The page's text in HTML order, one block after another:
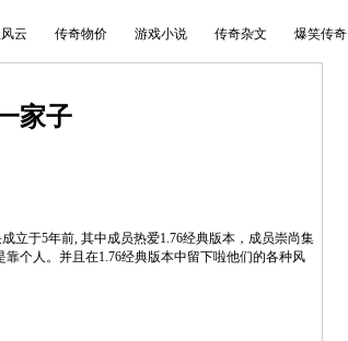
云 传奇物价 游戏小说 传奇杂文 爆笑传奇
家子
5年前, 其中成员热爱1.76经典版本，成员崇尚集
个人。并且在1.76经典版本中留下啦他们的各种风